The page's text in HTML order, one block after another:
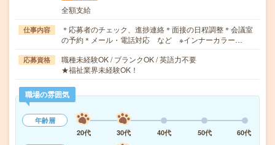
全額支給
仕事内容
＊応募者のチェック、進捗連絡＊面接の日程調整＊会議室
の予約＊メール・電話対応 など ※インナーカラー…
応募資格
職種未経験OK / ブランクOK / 英語力不要
★福祉業界未経験OK！
職場の雰囲気
年齢層
20代
30代 40代 50代
60代